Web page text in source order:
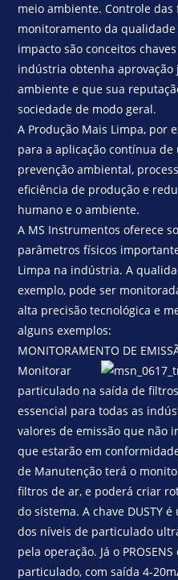
meio ambiente. Controle
monitoramento da
impacto são conceitos
indústria obtenha aprovação
ambiente e que sua
sociedade de modo geral.
A Produção Mais Limpa, por
para a aplicação contínua
prevenção ambiental,
eficiência de produção e
humano e o ambiente.
A MS Instrumentos oferece
parâmetros físicos
Limpa na indústria. A
exemplo, pode ser
alta precisão tecnológica e
alguns exemplos:
MONITORAMENTO DE
Monitorar
particulado na saída de
essencial para todas as
valores de emissão que não
que estarão em
de Manutenção terá o
filtros de ar, e poderá criar
do sistema. A chave DUSTY
dos níveis de particulado
pela operação. Já o
particulado, com saída 4-